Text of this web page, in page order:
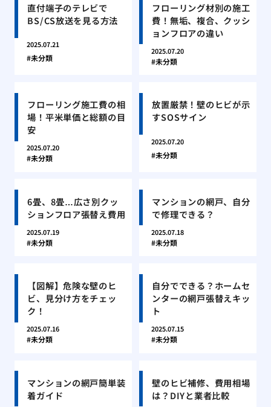
直付端子のテレビで
BS/CS放送を見る方法
2025.07.21
未分類
フローリング材別の施工
費！無垢、複合、クッシ
ョンフロアの違い
2025.07.20
未分類
フローリング施工費の相
場！平米単価と総額の目
安
2025.07.20
未分類
放置厳禁！壁のヒビが示
すSOSサイン
2025.07.20
未分類
6畳、8畳…広さ別クッ
ションフロア張替え費用
2025.07.19
未分類
マンションの網戸、自分
で修理できる？
2025.07.18
未分類
【図解】危険な壁のヒ
ビ、見分け方をチェッ
ク！
2025.07.16
未分類
自分でできる？ホームセ
ンターの網戸張替えキッ
ト
2025.07.15
未分類
マンションの網戸簡単装
着ガイド
壁のヒビ補修、費用相場
は？DIYと業者比較